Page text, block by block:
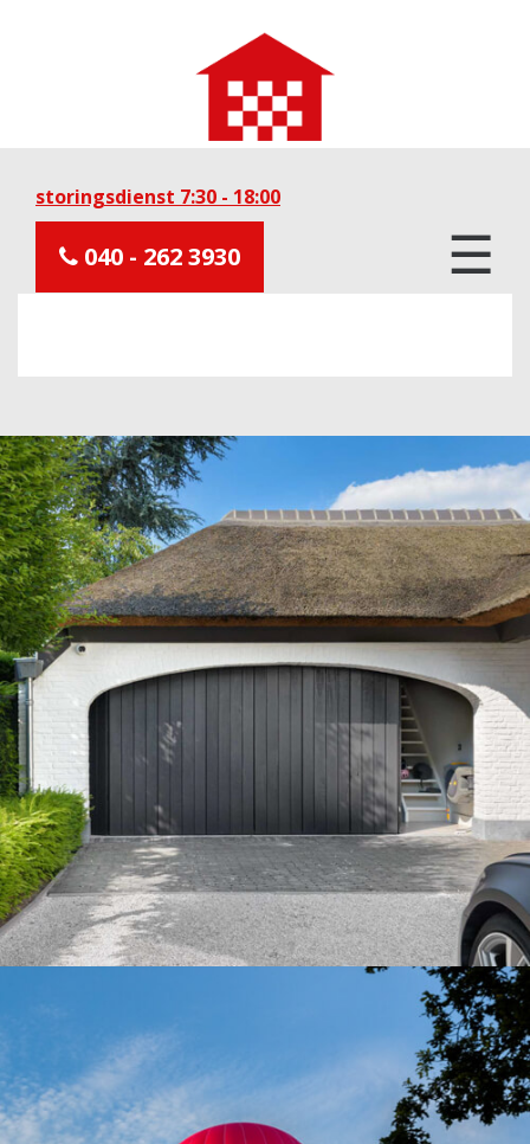
storingsdienst 7:30 - 18:00
040 - 262 3930 ☰